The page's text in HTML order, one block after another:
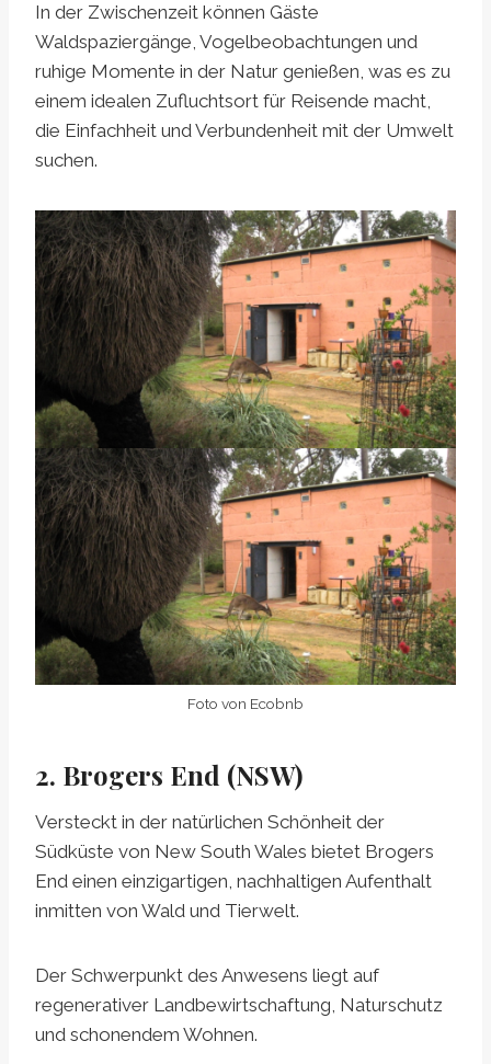
In der Zwischenzeit können Gäste
Waldspaziergänge, Vogelbeobachtungen und
ruhige Momente in der Natur genießen, was es zu
einem idealen Zufluchtsort für Reisende macht,
die Einfachheit und Verbundenheit mit der Umwelt
suchen.
Foto von Ecobnb
2. Brogers End (NSW)
Versteckt in der natürlichen Schönheit der
Südküste von New South Wales bietet Brogers
End einen einzigartigen, nachhaltigen Aufenthalt
inmitten von Wald und Tierwelt.
Der Schwerpunkt des Anwesens liegt auf
regenerativer Landbewirtschaftung, Naturschutz
und schonendem Wohnen.